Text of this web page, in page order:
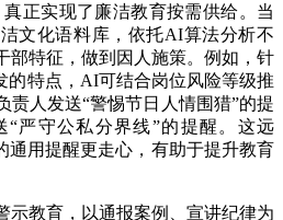
正实现了廉洁教育按需供给。当
文化语料库，依托AI算法分析不
部特征，做到因人施策。例如，针
的特点，AI可结合岗位风险等级推
责人发送“警惕节日人情围猎”的提
“严守公私分界线”的提醒。这远
通用提醒更走心，有助于提升教育
教育，以通报案例、宣讲纪律为